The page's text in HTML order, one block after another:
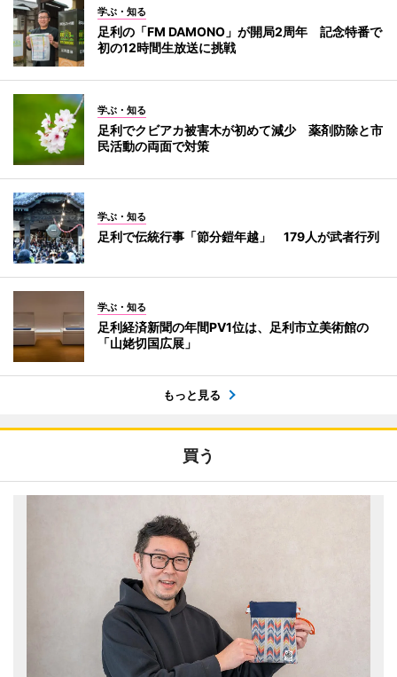
学ぶ・知る
足利の「FM DAMONO」が開局2周年 記念特番で
初の12時間生放送に挑戦
学ぶ・知る
足利でクビアカ被害木が初めて減少 薬剤防除と市
民活動の両面で対策
学ぶ・知る
足利で伝統行事「節分鎧年越」 179人が武者行列
学ぶ・知る
足利経済新聞の年間PV1位は、足利市立美術館の
「山姥切国広展」
もっと見る
買う